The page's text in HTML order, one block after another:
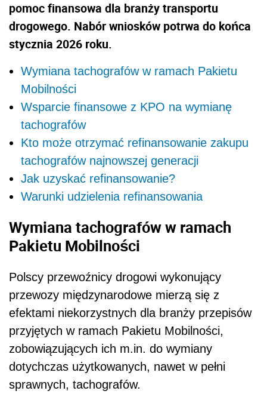
pomoc finansowa dla branży transportu
drogowego. Nabór wniosków potrwa do końca
stycznia 2026 roku.
Wymiana tachografów w ramach Pakietu
Mobilności
Wsparcie finansowe z KPO na wymianę
tachografów
Kto może otrzymać refinansowanie zakupu
tachografów najnowszej generacji
Jak uzyskać refinansowanie?
Warunki udzielenia refinansowania
Wymiana tachografów w ramach
Pakietu Mobilności
Polscy przewoźnicy drogowi wykonujący
przewozy międzynarodowe mierzą się z
efektami niekorzystnych dla branży przepisów
przyjętych w ramach Pakietu Mobilności,
zobowiązujących ich m.in. do wymiany
dotychczas użytkowanych, nawet w pełni
sprawnych, tachografów.